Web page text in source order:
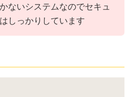
ないシステムなのでセキュ
しっかりしています